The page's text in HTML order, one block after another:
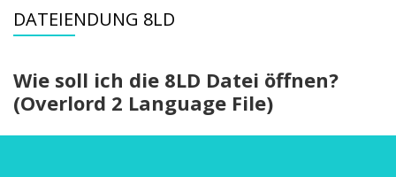
DATEIENDUNG 8LD
Wie soll ich die 8LD Datei öffnen?
(Overlord 2 Language File)